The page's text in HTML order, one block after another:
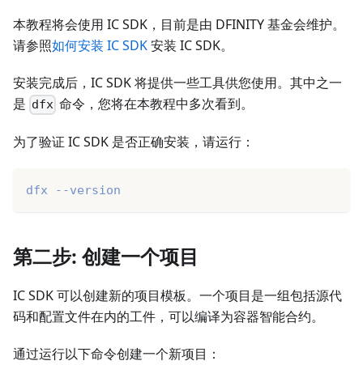
本教程将会使用 IC SDK，目前是由 DFINITY 基金会维护。
请参照如何安装 IC SDK安装 IC SDK。
安装完成后，IC SDK 将提供一些工具供您使用。其中之一
是 dfx 命令，您将在本教程中多次看到。
为了验证 IC SDK 是否正确安装，请运行：
dfx --version
第二步: 创建一个项目
IC SDK 可以创建新的项目模板。一个项目是一组包括源代
码和配置文件在内的工件，可以编译为容器智能合约。
通过运行以下命令创建一个新项目：